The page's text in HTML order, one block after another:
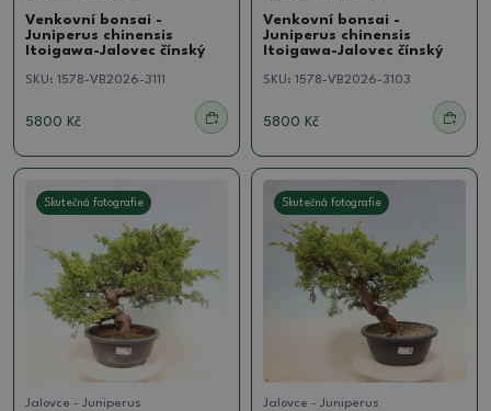
Venkovní bonsai -
Juniperus chinensis
Itoigawa-Jalovec čínský
SKU: 1578-VB2026-3111
5800 Kč
Venkovní bonsai -
Juniperus chinensis
Itoigawa-Jalovec čínský
SKU: 1578-VB2026-3103
5800 Kč
Skutečná fotografie
Jalovce - Juniperus
Skutečná fotografie
Jalovce - Juniperus